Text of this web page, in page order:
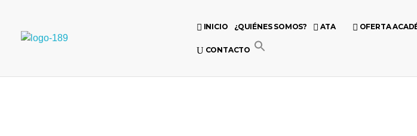
INICIO ¿QUIÉNES SOMOS? ATA OFERTA
CONTACTO